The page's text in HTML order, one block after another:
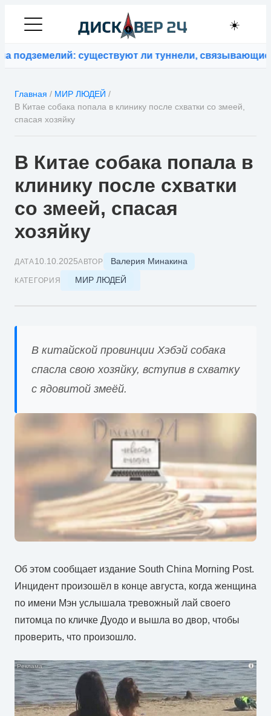
☀️
существуют ли туннели, связывающие
Главная / МИР ЛЮДЕЙ /
В Китае собака попала в клинику после схватки со змеей,
спасая хозяйку
В Китае собака попала в
клинику после схватки
со змеей, спасая
хозяйку
ДАТА10.10.2025АВТОР Валерия Минакина
КАТЕГОРИЯ МИР ЛЮДЕЙ
В китайской провинции Хэбэй собака
спасла свою хозяйку, вступив в схватку
с ядовитой змеёй.
Об этом сообщает издание South China Morning Post.
Инцидент произошёл в конце августа, когда женщина
по имени Мэн услышала тревожный лай своего
питомца по кличке Дуодо и вышла во двор, чтобы
проверить, что произошло.
i